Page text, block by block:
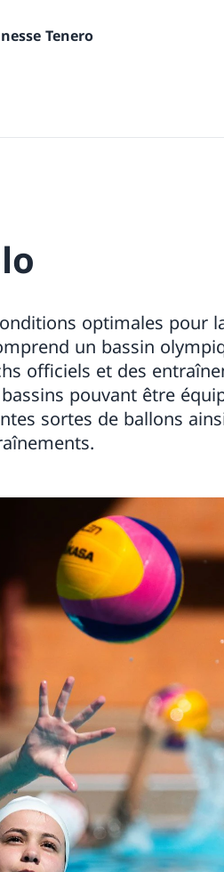
Tenero
optimales pour
un bassin
officiels et des
pouvant être
sortes de ballons